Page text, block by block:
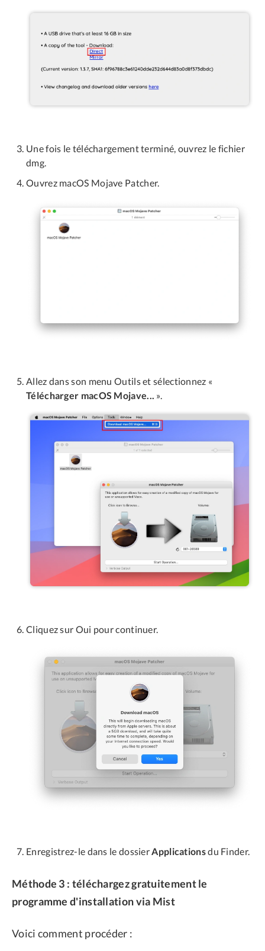
Une fois le téléchargement terminé, ouvrez le fichier
dmg.
Ouvrez macOS Mojave Patcher.
Allez dans son menu Outils et sélectionnez «
Télécharger macOS Mojave... ».
Cliquez sur Oui pour continuer.
Enregistrez-le dans le dossier Applicationsdu Finder.
Méthode 3 : téléchargez gratuitement le
programme d'installation via Mist
Voici comment procéder :